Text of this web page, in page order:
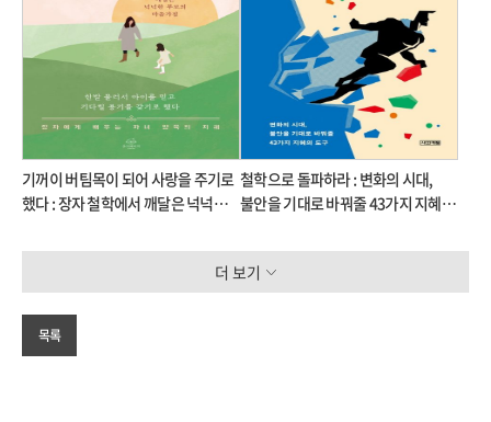
기꺼이 버팀목이 되어 사랑을 주기로
했다 : 장자 철학에서 깨달은 넉넉한
철학으로 돌파하라 : 변화의 시대,
불안을 기대로 바꿔줄 43가지 지혜의
더 보기
목록